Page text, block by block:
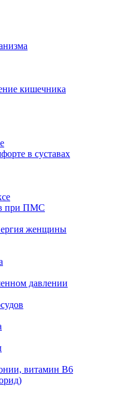
кишечника
в суставах
при ПМС
женщины
давлении
витамин В6